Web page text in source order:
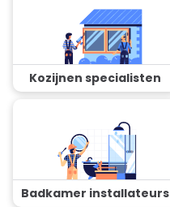
Kozijnen specialisten
Badkamer installateurs